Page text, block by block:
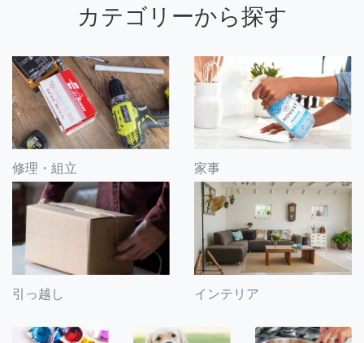
カテゴリーから探す
修理・組立 家事
引っ越し インテリア